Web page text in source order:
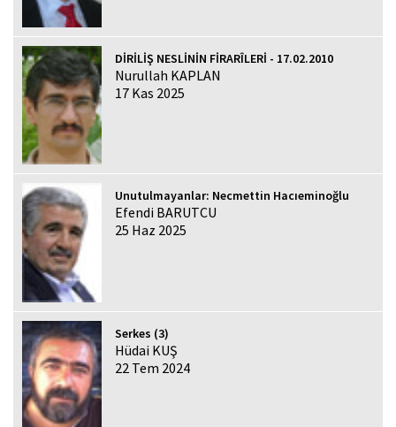
DİRİLİŞ NESLİNİN FİRARÎLERİ - 17.02.2010
Nurullah KAPLAN
17 Kas 2025
Unutulmayanlar: Necmettin Hacıeminoğlu
Efendi BARUTCU
25 Haz 2025
Serkes (3)
Hüdai KUŞ
22 Tem 2024